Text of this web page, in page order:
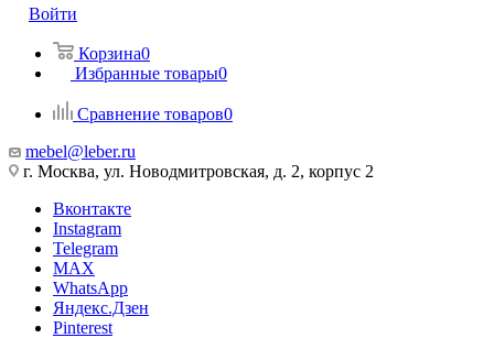
Войти
Корзина0
Избранные товары0
Сравнение товаров0
mebel@leber.ru
г. Москва, ул. Новодмитровская, д. 2, корпус 2
Вконтакте
Instagram
Telegram
MAX
WhatsApp
Яндекс.Дзен
Pinterest